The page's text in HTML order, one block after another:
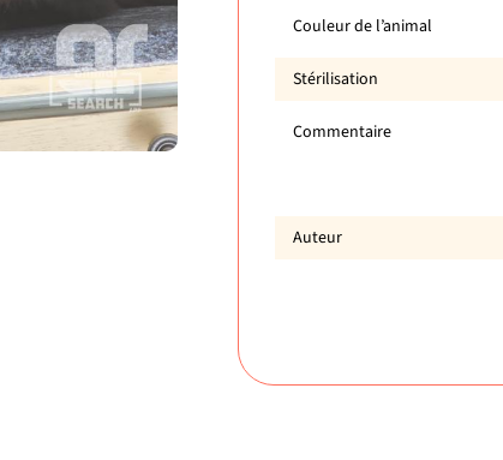
Couleur de l’animal
Stérilisation
Commentaire
Auteur